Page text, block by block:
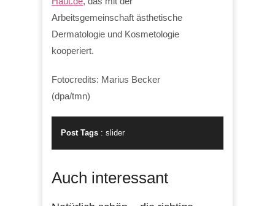
Arbeitsgemeinschaft ästhetische
Dermatologie und Kosmetologie
kooperiert.
Fotocredits: Marius Becker
(dpa/tmn)
Post Tags : slider
Auch interessant